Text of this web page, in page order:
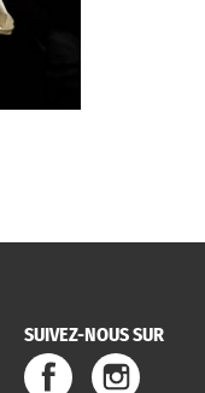
SUIVEZ-NOUS SUR